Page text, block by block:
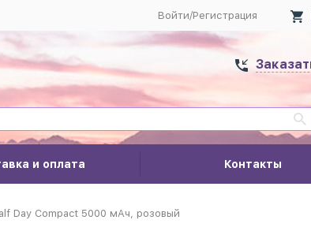
Войти/Регистрация
и оплата Контакты
Day Compact 5000 мAч, розовый